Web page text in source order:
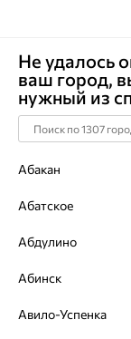
Главная Каталог
Обручальные кольца
Фильтр 1
Обручальные
серебряные
белое золото
Не удалось
ваш город,
нужный из
Абакан
Абатское
Абдулино
Абинск
Авило-Успенка